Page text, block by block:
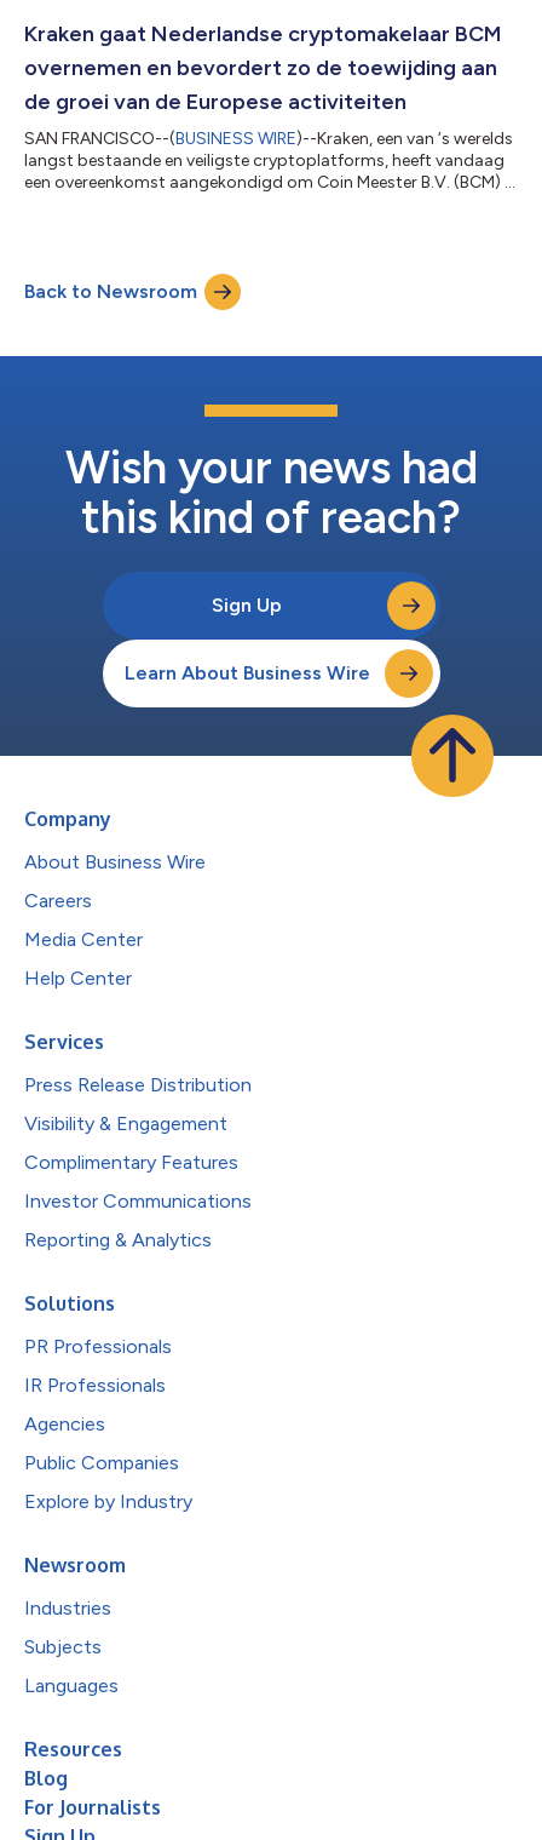
Sentora verantwoordelijk is voor strategie-ontwerp en
risicomanagement De platforms z...
Kraken gaat Nederlandse cryptomakelaar BCM
overnemen en bevordert zo de toewijding aan
de groei van de Europese activiteiten
SAN FRANCISCO--(BUSINESS WIRE)--Kraken, een van ‘s werelds
langst bestaande en veiligste cryptoplatforms, heeft vandaag
een overeenkomst aangekondigd om Coin Meester B.V. (BCM) in
productaanbod. BCM, opgericht in 2017, is een van Nederlands
oudste en meest gerespecteerde geregistreerde
cryptomakelaars. Het bed...
Back to Newsroom
Wish your news had
this kind of reach?
Sign Up
Learn About Business Wire
Company
About Business Wire
Careers
Media Center
Help Center
Services
Press Release Distribution
Visibility & Engagement
Complimentary Features
Investor Communications
Reporting & Analytics
Solutions
PR Professionals
IR Professionals
Agencies
Public Companies
Explore by Industry
Newsroom
Industries
Subjects
Languages
Resources
Blog
For Journalists